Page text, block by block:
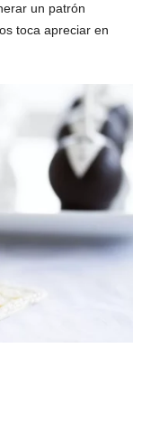
un patrón
toca apreciar en